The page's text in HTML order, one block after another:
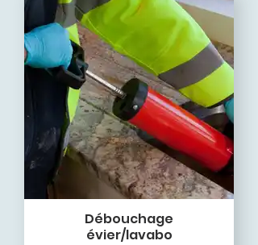
Débouchage
évier/lavabo